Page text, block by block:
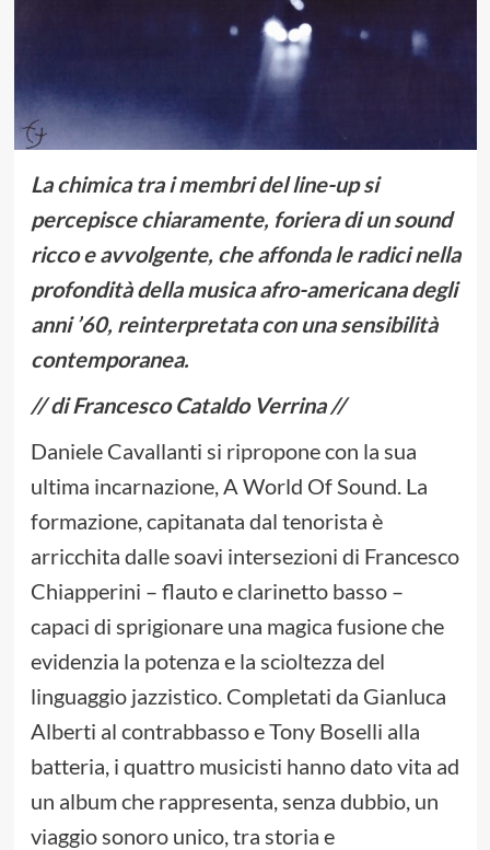
La chimica tra i membri del line-up si
percepisce chiaramente, foriera di un sound
ricco e avvolgente, che affonda le radici nella
profondità della musica afro-americana degli
anni ’60, reinterpretata con una sensibilità
contemporanea.
// di Francesco Cataldo Verrina //
Daniele Cavallanti si ripropone con la sua
ultima incarnazione, A World Of Sound. La
formazione, capitanata dal tenorista è
arricchita dalle soavi intersezioni di Francesco
Chiapperini – flauto e clarinetto basso –
capaci di sprigionare una magica fusione che
evidenzia la potenza e la scioltezza del
linguaggio jazzistico. Completati da Gianluca
Alberti al contrabbasso e Tony Boselli alla
batteria, i quattro musicisti hanno dato vita ad
un album che rappresenta, senza dubbio, un
viaggio sonoro unico, tra storia e